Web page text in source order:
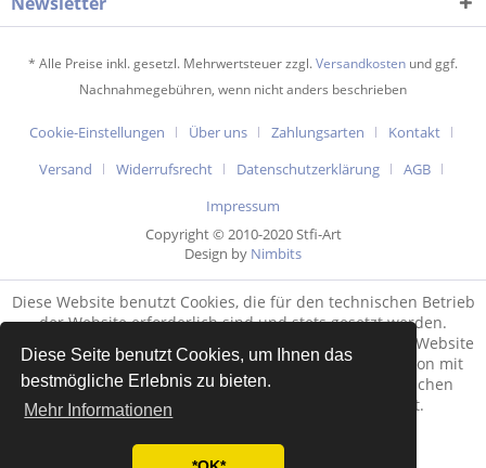
Diese Seite benutzt Cookies, um Ihnen das
bestmögliche Erlebnis zu bieten.
Mehr Informationen
* Alle Preise inkl. gesetzl. Mehrwertsteuer zzgl.Versandkosten und ggf.
Nachnahmegebühren, wenn nicht anders beschrieben
Cookie-Einstellungen Über uns Zahlungsarten
Kontakt
Versand
Widerrufsrecht Datenschutzerklärung
AGB
Impressum
Copyright © 2010-2020 Stfi-Art
Design by Nimbits
Diese Website benutzt Cookies, die für den technischen Betrieb
der Website erforderlich sind und stets gesetzt werden.
Andere Cookies, die den Komfort bei Benutzung dieser Website
erhöhen, der Direktwerbung dienen oder die Interaktion mit
anderen Websites und sozialen Netzwerken vereinfachen
sollen, werden nur mit Ihrer Zustimmung gesetzt.
Mehr Informationen